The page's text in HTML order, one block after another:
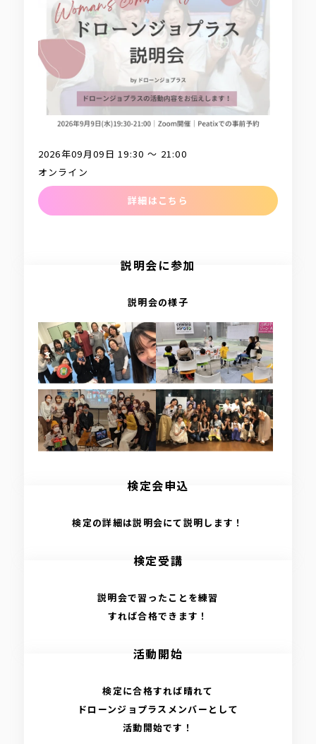
2026年09月09日 19:30 〜 21:00
オンライン
詳細はこちら
説明会に参加
説明会の様子
検定会申込
検定の詳細は説明会にて説明します！
検定受講
説明会で習ったことを練習
すれば合格できます！
活動開始
検定に合格すれば晴れて
ドローンジョプラスメンバーとして
活動開始です！